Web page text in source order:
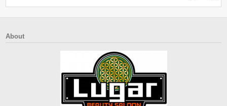
About